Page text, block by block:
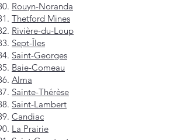
Rouyn-Noranda
Thetford Mines
Rivière-du-Loup
Sept-Îles
Saint-Georges
Baie-Comeau
Alma
Sainte-Thérèse
Saint-Lambert
Candiac
La Prairie